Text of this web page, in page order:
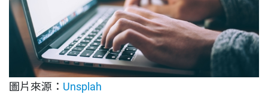
圖片來源： Unsplah